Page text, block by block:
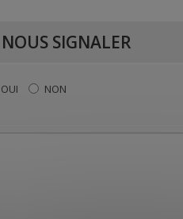
SIGNALER
OUI NON